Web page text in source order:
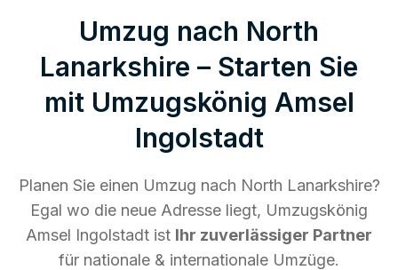
Umzug nach North
Lanarkshire – Starten Sie
mit Umzugskönig Amsel
Ingolstadt
Planen Sie einen Umzug nach North Lanarkshire?
Egal wo die neue Adresse liegt, Umzugskönig
Amsel Ingolstadt ist Ihr zuverlässiger Partner
für nationale & internationale Umzüge.